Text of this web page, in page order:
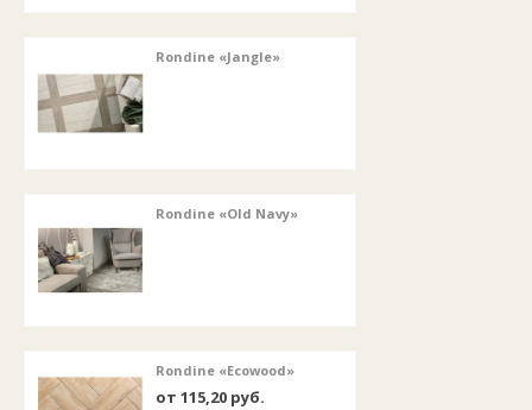
Rondine «Jangle»
Rondine «Old Navy»
Rondine «Ecowood»
от 115,20 руб.